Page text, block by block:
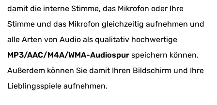
damit die interne Stimme, das Mikrofon oder Ihre
Stimme und das Mikrofon gleichzeitig aufnehmen und
alle Arten von Audio als qualitativ hochwertige
MP3/AAC/M4A/WMA-Audiospur speichern können.
Außerdem können Sie damit Ihren Bildschirm und Ihre
Lieblingsspiele aufnehmen.